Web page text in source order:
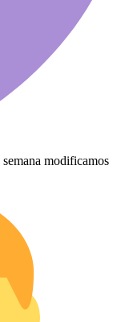
modificamos